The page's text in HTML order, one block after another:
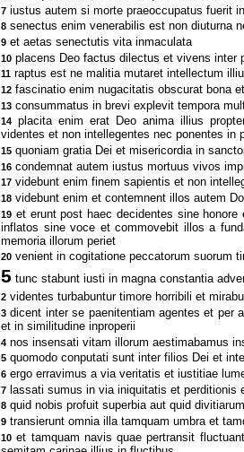
7 iustus autem si morte praeoccupatus fuerit
8 senectus enim venerabilis est non diuturna
9 et aetas senectutis vita inmaculata
10 placens Deo factus dilectus et vivens inter
11 raptus est ne malitia mutaret intellectum
12 fascinatio enim nugacitatis obscurat bona
13 consummatus in brevi explevit tempora
14 placita enim erat Deo anima illius
videntes et non intellegentes nec ponentes in
15 quoniam gratia Dei et misericordia in
16 condemnat autem iustus mortuus vivos
17 videbunt enim finem sapientis et non
18 videbunt enim et contemnent illos autem
19 et erunt post haec decidentes sine
inflatos sine voce et commovebit illos a
memoria illorum periet
20 venient in cogitatione peccatorum suorum
5 tunc stabunt iusti in magna constantia
2 videntes turbabuntur timore horribili et
3 dicent inter se paenitentiam agentes et per
et in similitudine inproperii
4 nos insensati vitam illorum aestimabamus
5 quomodo conputati sunt inter filios Dei et
6 ergo erravimus a via veritatis et iustitiae
7 lassati sumus in via iniquitatis et
8 quid nobis profuit superbia aut quid
9 transierunt omnia illa tamquam umbra et
10 et tamquam navis quae pertransit